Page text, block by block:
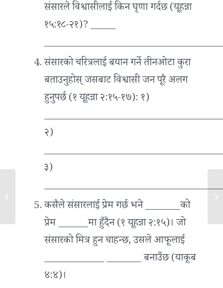
संसारले विश्वासीलाई किन घृणा गर्दछ (यूहन्ना
१५:१८-२१)? _____
संसारको चरित्रलाई बयान गर्ने तीनओटा कुरा
बताउनुहोस् जसबाट विश्वासी जन पूरै अलग
हुनुपर्छ (१ यूहन्ना २:१५-१७): १)
२)
३)
कसैले संसारलाई प्रेम गर्छ भने _______को
प्रेम ______मा हुँदैन (१ यूहन्ना २:१५)। जो
संसारको मित्र हुन चाहन्छ, उसले आफूलाई
____________ _______ बनाउँछ (याकूब
४:४)।